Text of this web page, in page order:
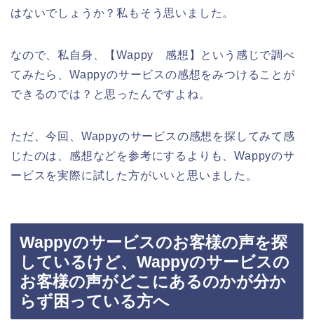
はないでしょうか？私もそう思いました。
なので、私自身、【Wappy 感想】という感じで調べ
てみたら、Wappyのサービスの感想をみつけることが
できるのでは？と思ったんですよね。
ただ、今回、Wappyのサービスの感想を探してみて感
じたのは、感想などを参考にするよりも、Wappyのサ
ービスを実際に試した方がいいと思いました。
Wappyのサービスのお客様の声を探
しているけど、Wappyのサービスの
お客様の声がどこにあるのかが分か
らず困っている方へ